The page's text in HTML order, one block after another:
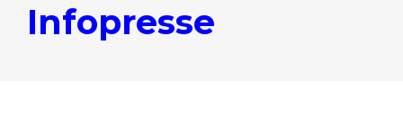
Infopresse